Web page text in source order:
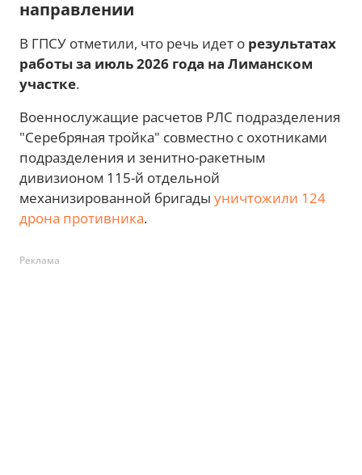
направлении
В ГПСУ отметили, что речь идет о результатах
работы за июль 2026 года на Лиманском
участке.
Военнослужащие расчетов РЛС подразделения
"Серебряная тройка" совместно с охотниками
подразделения и зенитно-ракетным
дивизионом 115-й отдельной
механизированной бригады уничтожили 124
дрона противника.
Реклама